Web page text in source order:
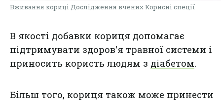
Вживання кориці Дослідження вчених Корисні спеції
В якості добавки кориця допомагає
підтримувати здоров'я травної системи і
приносить користь людям з діабетом.
Більш того, кориця також може принести